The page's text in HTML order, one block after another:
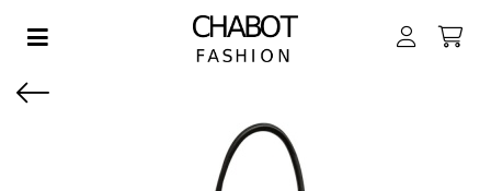
Toggle navigation